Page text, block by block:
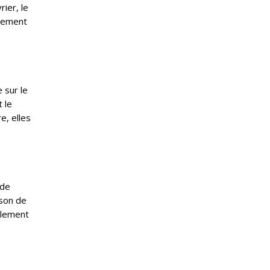
le
sur le
le
elles
de